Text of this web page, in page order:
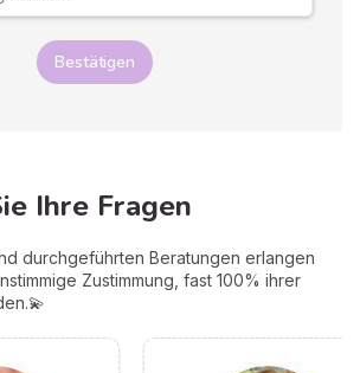
Bestätigen
Ihre Fragen
durchgeführten Beratungen erlangen
Zustimmung, fast 100% ihrer